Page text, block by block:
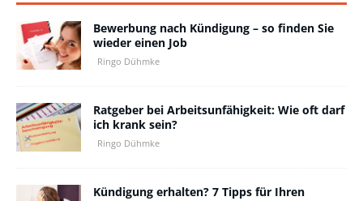
Bewerbung nach Kündigung – so finden Sie
wieder einen Job
Ringo Dühmke
Ratgeber bei Arbeitsunfähigkeit: Wie oft darf
ich krank sein?
Ringo Dühmke
Kündigung erhalten? 7 Tipps für Ihren